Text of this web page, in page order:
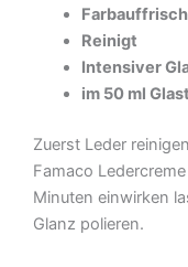
Reinigt
Intensiver
im 50 ml
Zuerst Leder
Famaco
Minuten einwirken
Glanz polieren.